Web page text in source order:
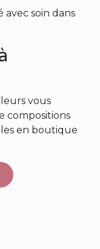
avec soin dans
vous
compositions
en boutique